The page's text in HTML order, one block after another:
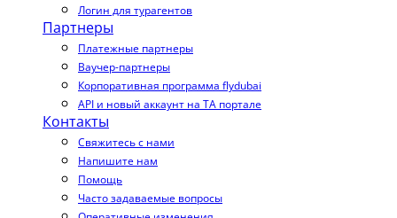
Логин для турагентов
Партнеры
Платежные партнеры
Ваучер-партнеры
Корпоративная программа flydubai
API и новый аккаунт на TA портале
Контакты
Свяжитесь с нами
Напишите нам
Помощь
Часто задаваемые вопросы